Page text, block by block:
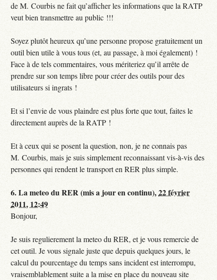
de M. Courbis ne fait qu’afficher les informations que la RATP
veut bien transmettre au public !!!
Soyez plutôt heureux qu’une personne propose gratuitement un
outil bien utile à vous tous (et, au passage, à moi également) !
Face à de tels commentaires, vous mériteriez qu’il arrête de
prendre sur son temps libre pour créer des outils pour des
utilisateurs si ingrats !
Et si l’envie de vous plaindre est plus forte que tout, faites le
directement auprès de la RATP !
Et à ceux qui se posent la question, non, je ne connais pas
M. Courbis, mais je suis simplement reconnaissant vis-à-vis des
personnes qui rendent le transport en RER plus simple.
6.La meteo du RER (mis a jour en continu),22 février
2011, 12:49
Bonjour,
Je suis regulierement la meteo du RER, et je vous remercie de
cet outil. Je vous signale juste que depuis quelques jours, le
calcul du pourcentage du temps sans incident est interrompu,
vraisemblablement suite a la mise en place du nouveau site